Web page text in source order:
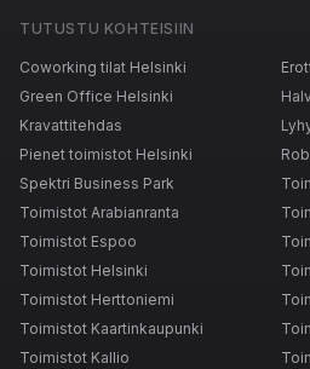
TUTUSTU KOHTEISIIN
Coworking tilat Helsinki
Green Office Helsinki
Kravattitehdas
Pienet toimistot Helsinki
Spektri Business Park
Toimistot Arabianranta
Toimistot Espoo
Toimistot Helsinki
Toimistot Herttoniemi
Toimistot Kaartinkaupunki
Toimistot Kallio